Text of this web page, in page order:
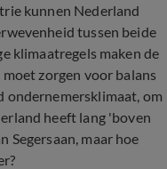
kunnen Nederland
tussen beide
klimaatregels maken de
zorgen voor balans
ondernemersklimaat, om
heeft lang 'boven
Segersaan, maar hoe